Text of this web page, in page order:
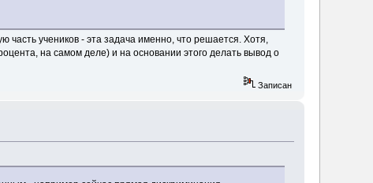
учеников - эта задача именно, что решается. Хотя,
на самом деле) и на основании этого делать вывод о
Записан